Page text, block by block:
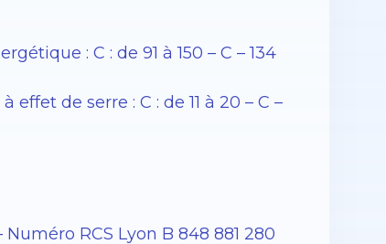
: C : de 91 à 150 – C – 134
de serre : C : de 11 à 20 – C –
Numéro RCS Lyon B 848 881 280